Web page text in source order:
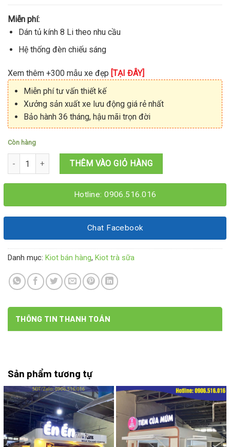
Miễn phí:
Dán tủ kính 8 Li theo nhu cầu
Hệ thống đèn chiếu sáng
Xem thêm +300 mẫu xe đẹp [TẠI ĐÂY]
Miễn phí tư vấn thiết kế
Xưởng sản xuất xe lưu động giá rẻ nhất
Bảo hành 36 tháng, hậu mãi trọn đời
Còn hàng
Kiot trà sữa ăn vặt 1M6x1M6x2M1 số lượng
THÊM VÀO GIỎ HÀNG
Hotline: 0906.516.016
Chat Facebook
Danh mục: Kiot bán hàng, Kiot trà sữa
THÔNG TIN THANH TOÁN
Sản phẩm tương tự